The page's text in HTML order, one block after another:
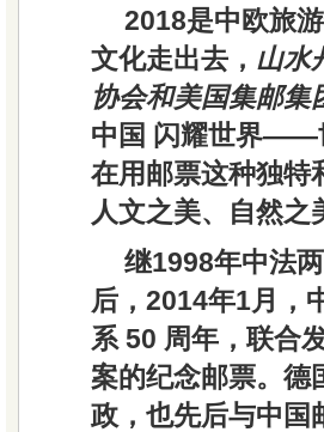
2018是中欧旅
文化走出去， 山水
协会和美国集邮集
中国 闪耀世界——
在用邮票这种独特
人文之美、自然之
继1998年中法
后，2014年1月，
系 50 周年，联合
案的纪念邮票。德
政，也先后与中国